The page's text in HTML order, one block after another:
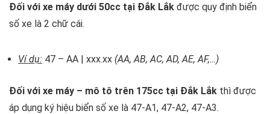
Đối với xe máy dưới 50cc tại Đắk Lắk được quy định biển
số xe là 2 chữ cái.
Ví dụ: 47 – AA | xxx.xx (AA, AB, AC, AD, AE, AF,…)
Đối với xe máy – mô tô trên 175cc tại Đắk Lắk thì được
áp dụng ký hiệu biển số xe là 47-A1, 47-A2, 47-A3.